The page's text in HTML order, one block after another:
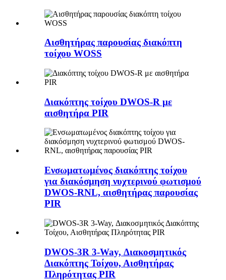
Αισθητήρας παρουσίας διακόπτη
τοίχου WOSS
Διακόπτης τοίχου DWOS-R με
αισθητήρα PIR
Ενσωματωμένος διακόπτης τοίχου
για διακόσμηση νυχτερινού φωτισμού
DWOS-RNL, αισθητήρας παρουσίας
PIR
DWOS-3R 3-Way, Διακοσμητικός
Διακόπτης Τοίχου, Αισθητήρας
Πληρότητας PIR